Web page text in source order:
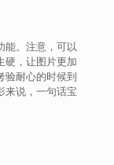
能。注意，可以
硬，让图片更加
验耐心的时候到
来说，一句话宝